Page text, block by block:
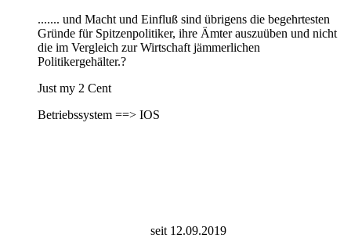
....... und Macht und Einfluß sind übrigens die begehrtesten
Gründe für Spitzenpolitiker, ihre Ämter auszuüben und nicht
die im Vergleich zur Wirtschaft jämmerlichen
Politikergehälter.?
Just my 2 Cent
Betriebssystem ==> IOS
seit 12.09.2019